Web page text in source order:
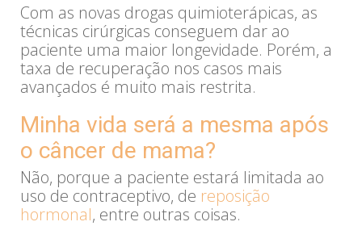
Com as novas drogas quimioterápicas, as
técnicas cirúrgicas conseguem dar ao
paciente uma maior longevidade. Porém, a
taxa de recuperação nos casos mais
avançados é muito mais restrita.
Minha vida será a mesma após
o câncer de mama?
Não, porque a paciente estará limitada ao
uso de contraceptivo, de reposição
hormonal, entre outras coisas.